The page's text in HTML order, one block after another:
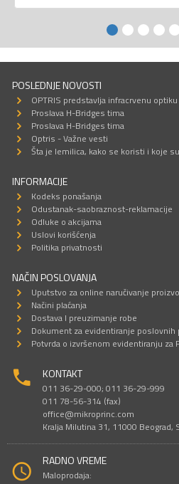
POSLEDNJE NOVOSTI
OPTRIS predstavlja infracrvenu
Proslava H-Bridges tima
Proslava H-Bridges tima
Optris - Važne vesti
Šta je lemilica, kako se koristi i koje
INFORMACIJE
Kodeks ponašanja
Odustanak-saobraznost-reklamacije
Odluke o akcijama
Uslovi korišćenja
Politika privatnosti
NAČIN POSLOVANJA
Uputstvo za online naručivanje
Načini plaćanja
Dostava I preuzimanje robe
Dokument za evidentiranje poslovnih
Potvrda o izvršenom evidentiranju za
KONTAKT
011 36-29-000; 011 36-29-999
011 78-56-314 (fax)
office@mikroprinc.com
Kralja Milutina 31, 11000 Beograd,
RADNO VREME
Maloprodaja: